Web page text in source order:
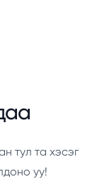
тул та хэсэг
уу!